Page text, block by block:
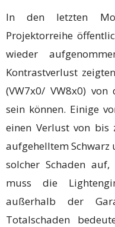
In den letzten
Projektorreihe
wieder
Kontrastverlust
(VW7x0/ VW8x0)
sein können. Einige
einen Verlust von
aufgehelltem
solcher Schaden
muss die
außerhalb der
Totalschaden